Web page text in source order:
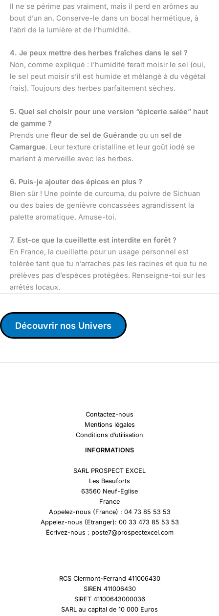
Il ne se périme pas vraiment, mais il perd en arômes au
bout d’un an. Conserve-le dans un bocal hermétique, à
l’abri de la lumière et de l’humidité.
4. Je peux mettre des herbes fraîches dans le sel ?
Non, comme expliqué : l’humidité ferait moisir le sel (oui,
le sel peut moisir s’il est humide et mélangé à du végétal
frais). Toujours des herbes parfaitement sèches.
5. Quel sel choisir pour une version “épicerie salée” haut
de gamme ?
Prends une fleur de sel de Guérande ou un sel de
Camargue. Leur texture cristalline et leur goût iodé se
marient à merveille avec les herbes.
6. Puis-je ajouter des épices en plus ?
Bien sûr ! Une pointe de curcuma, du poivre de Sichuan
ou des baies de genièvre concassées agrandissent la
palette aromatique. Amuse-toi.
7. Est-ce que la cueillette est interdite en forêt ?
En France, la cueillette pour un usage personnel est
tolérée tant que tu n’arraches pas les racines et que tu ne
prélèves pas d’espèces protégées. Renseigne-toi sur les
arrêtés locaux.
Découvrir nos Univers
Contactez-nous
Mentions légales
Conditions d’utilisation
INFORMATIONS
SARL PROSPECT EXCEL
Les Beauforts
63560 Neuf-Eglise
France
Appelez-nous (France) : 04 73 85 53 53
Appelez-nous (Etranger): 00 33 473 85 53 53
Écrivez-nous : poste7@prospectexcel.com
RCS Clermont-Ferrand 411006430
SIREN 411006430
SIRET 41100643000036
SARL au capital de 10 000 Euros